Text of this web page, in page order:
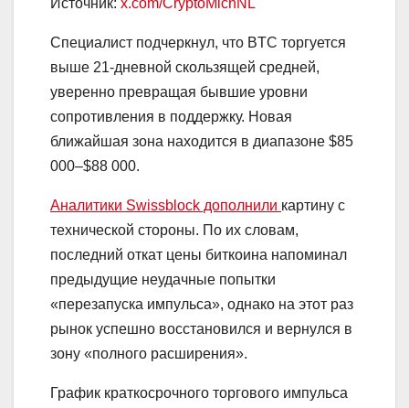
Специалист подчеркнул, что BTC торгуется
выше 21-дневной скользящей средней,
уверенно превращая бывшие уровни
сопротивления в поддержку. Новая
ближайшая зона находится в диапазоне $85
000–$88 000.
Аналитики Swissblock дополнили картину с
технической стороны. По их словам,
последний откат цены биткоина напоминал
предыдущие неудачные попытки
«перезапуска импульса», однако на этот раз
рынок успешно восстановился и вернулся в
зону «полного расширения».
График краткосрочного торгового импульса